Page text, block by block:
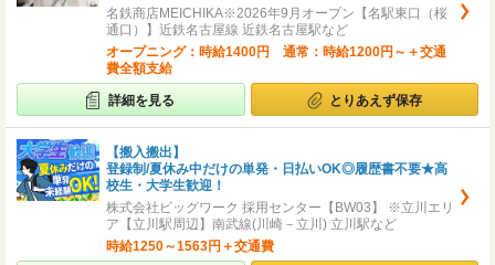
名鉄商店MEICHIKA※2026年9月オープン【名駅東口（桜
通口）】近鉄名古屋線 近鉄名古屋駅など
オープニング：時給1400円 通常：時給1200円～＋交通
費全額支給
詳細を見る とりあえず保存
【搬入搬出】
登録制/夏休み中だけの単発・日払いOK◎履歴書不要★高
校生・大学生歓迎！
株式会社ビッグワーク 採用センター【BW03】 ※立川エリ
ア【立川駅周辺】南武線(川崎－立川) 立川駅など
時給1250～1563円＋交通費